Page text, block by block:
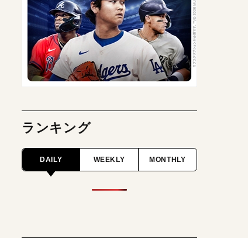
ランキング
DAILY WEEKLY MONTHLY